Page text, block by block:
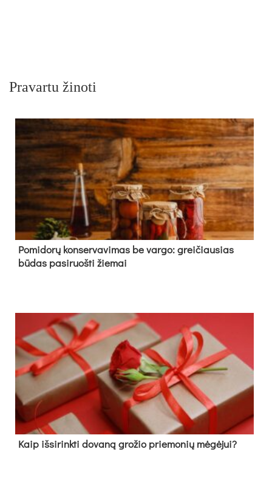
Pravartu žinoti
Pomidorų konservavimas be vargo: greičiausias
būdas pasiruošti žiemai
Kaip išsirinkti dovaną grožio priemonių mėgėjui?